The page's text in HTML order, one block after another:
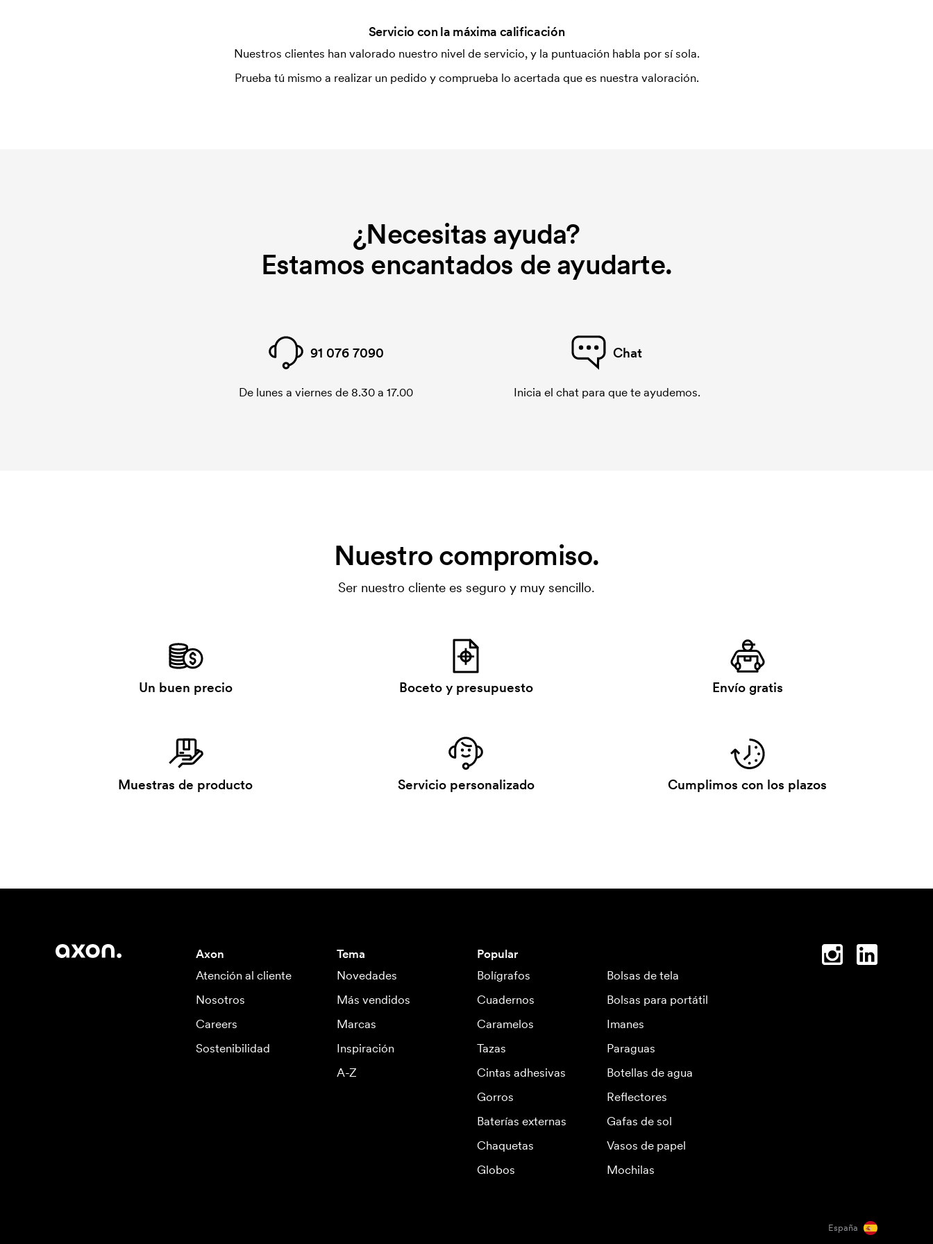
Servicio con la máxima calificación
Nuestros clientes han valorado nuestro nivel de servicio, y la puntuación habla por sí sola.
Prueba tú mismo a realizar un pedido y comprueba lo acertada que es nuestra valoración.
¿Necesitas ayuda?
Estamos encantados de ayudarte.
91 076 7090
De lunes a viernes de 8.30 a 17.00
Chat
Inicia el chat para que te ayudemos.
Nuestro compromiso.
Ser nuestro cliente es seguro y muy sencillo.
Un buen precio Boceto y presupuesto Envío gratis
Muestras de producto Servicio personalizado Cumplimos con los plazos
Axon
Atención al cliente
Nosotros
Careers
Sostenibilidad
Tema
Novedades
Más vendidos
Marcas
Inspiración
A-Z
Popular
Bolígrafos
Bolsas de tela
Cuadernos
Bolsas para portátil
Caramelos
Imanes
Tazas
Paraguas
Cintas adhesivas
Botellas de agua
Gorros
Reflectores
Baterías externas
Gafas de sol
Chaquetas
Vasos de papel
Globos
Mochilas
España